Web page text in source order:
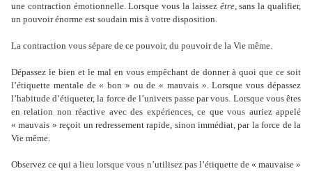
une contraction émotionnelle. Lorsque vous la laissez être, sans la qualifier,
un pouvoir énorme est soudain mis à votre disposition.
La contraction vous sépare de ce pouvoir, du pouvoir de la Vie même.
Dépassez le bien et le mal en vous empêchant de donner à quoi que ce soit
l’étiquette mentale de « bon » ou de « mauvais ». Lorsque vous dépassez
l’habitude d’étiqueter, la force de l’univers passe par vous. Lorsque vous êtes
en relation non réactive avec des expériences, ce que vous auriez appelé
« mauvais » reçoit un redressement rapide, sinon immédiat, par la force de la
Vie même.
Observez ce qui a lieu lorsque vous n’utilisez pas l’étiquette de « mauvaise »